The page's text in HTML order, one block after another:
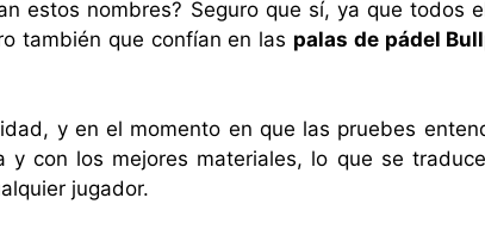
estos nombres? Seguro que sí, ya que todos
también que confían en las palas de pádel
y en el momento en que las pruebes
con los mejores materiales, lo que se
jugador.